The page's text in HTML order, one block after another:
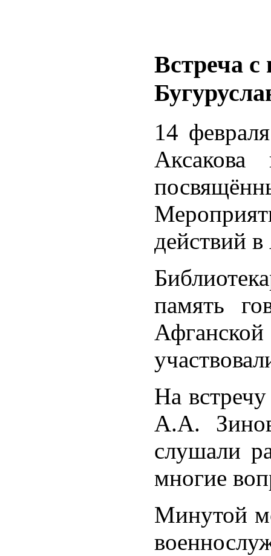
Встреча с
14
действий
память
На
А.А.
слушали
многие
Минутой